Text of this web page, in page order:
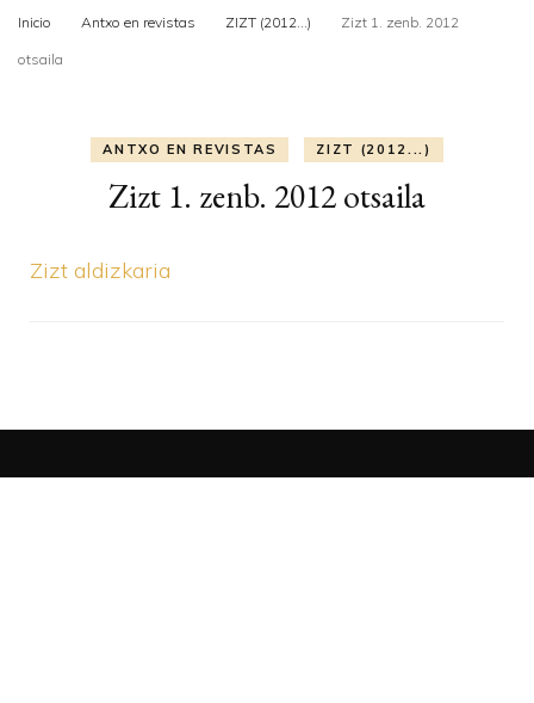
Inicio Antxo en revistas ZIZT (2012...) Zizt 1. zenb. 2012
otsaila
ANTXO EN REVISTAS ZIZT (2012...)
Zizt 1. zenb. 2012 otsaila
Zizt aldizkaria